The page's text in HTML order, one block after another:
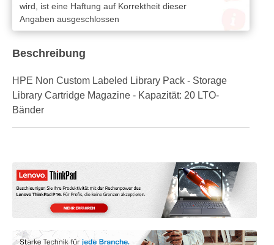
wird, ist eine Haftung auf Korrektheit dieser
Angaben ausgeschlossen
Beschreibung
HPE Non Custom Labeled Library Pack - Storage
Library Cartridge Magazine - Kapazität: 20 LTO-
Bänder